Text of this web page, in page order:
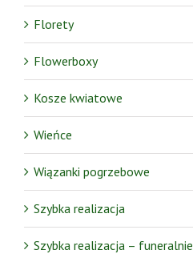
Florety
Flowerboxy
Kosze kwiatowe
Wieńce
Wiązanki pogrzebowe
Szybka realizacja
Szybka realizacja – funeralnie